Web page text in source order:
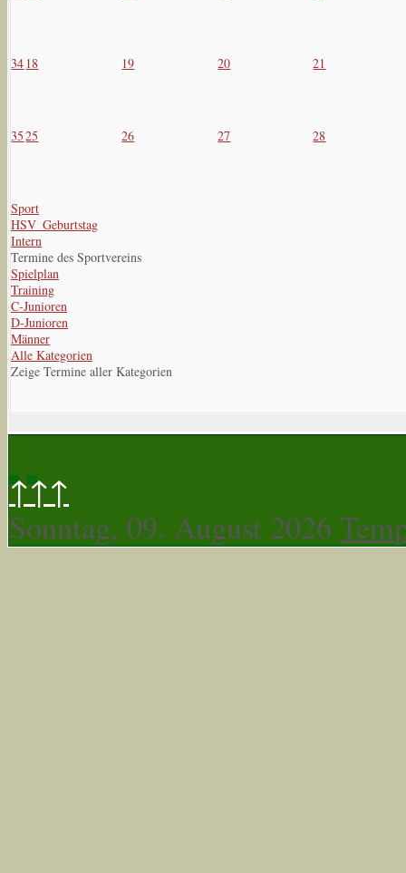
34 18 19 20 21
3525 26 27 28
Sport
HSV_Geburtstag
Intern
Termine des Sportvereins
Spielplan
Training
C-Junioren
D-Junioren
Männer
Alle Kategorien
Zeige Termine aller Kategorien
↑↑↑
Sonntag, 09. August 2026